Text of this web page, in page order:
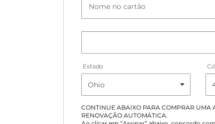
Nome no cartão
Estado
CONTINUE ABAIXO PARA COMPRAR UMA
RENOVAÇÃO AUTOMÁTICA.